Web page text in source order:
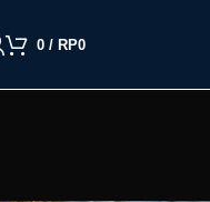
0 / RP0